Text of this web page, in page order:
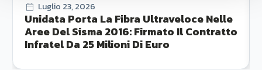
Luglio 23, 2026
Unidata Porta La Fibra Ultraveloce Nelle
Aree Del Sisma 2016: Firmato Il Contratto
Infratel Da 25 Milioni Di Euro